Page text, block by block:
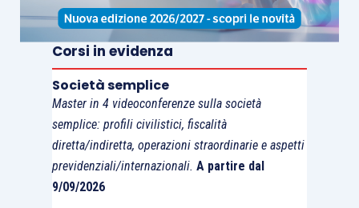
governativi salito sopra
2.9%, per stabilizzarsi a
2.8%. Il mercato di fatto
non aveva previso che il
Governatore della Fed
avrebbe riconosciuto così
apertamente i
miglioramenti
congiunturali
Corsi in evidenza
Società semplice
Master in 4 videoconferenze sulla società
semplice: profili civilistici, fiscalità
diretta/indiretta, operazioni straordinarie e aspetti
previdenziali/internazionali. A partire dal
9/09/2026